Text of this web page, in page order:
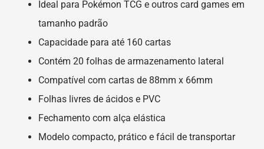
Ideal para Pokémon TCG e outros card games em
tamanho padrão
Capacidade para até 160 cartas
Contém 20 folhas de armazenamento lateral
Compatível com cartas de 88mm x 66mm
Folhas livres de ácidos e PVC
Fechamento com alça elástica
Modelo compacto, prático e fácil de transportar